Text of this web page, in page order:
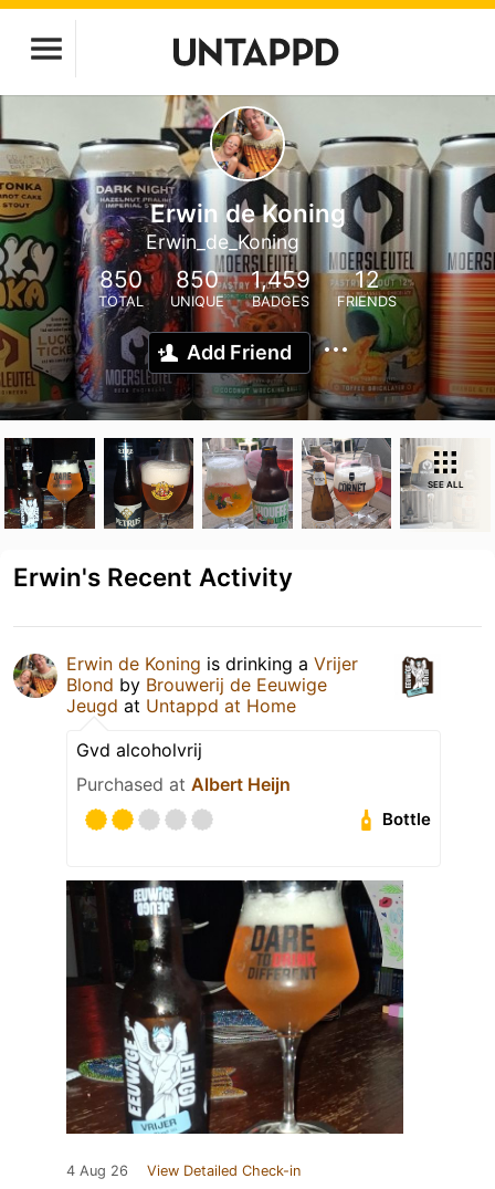
Erwin de Koning
Erwin_de_Koning
850
TOTAL
850
UNIQUE
1,459
BADGES
12
FRIENDS
Add Friend
SEE ALL
Erwin's Recent Activity
Erwin de Koning is drinking a Vrijer
Blond by Brouwerij de Eeuwige
Jeugd at Untappd at Home
Gvd alcoholvrij
Purchased at Albert Heijn
Bottle
4 Aug 26 View Detailed Check-in